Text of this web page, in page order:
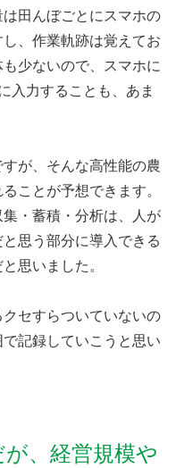
田んぼごとにスマホの
、作業軌跡は覚えてお
少ないので、スマホに
入力することも、あま
が、そんな高性能の農
ことが予想できます。
・蓄積・分析は、人が
思う部分に導入できる
思いました。
セすらついていないの
記録していこうと思い
、経営規模や